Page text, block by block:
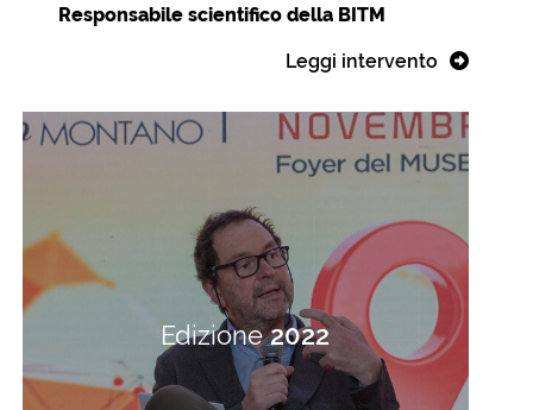
Responsabile scientifico della BITM
Leggi intervento
Edizione2022